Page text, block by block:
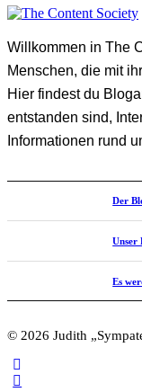
Willkommen in The
Menschen, die mit
Hier findest du
entstanden sind,
Informationen rund
Der
Unser
Es
© 2026 Judith